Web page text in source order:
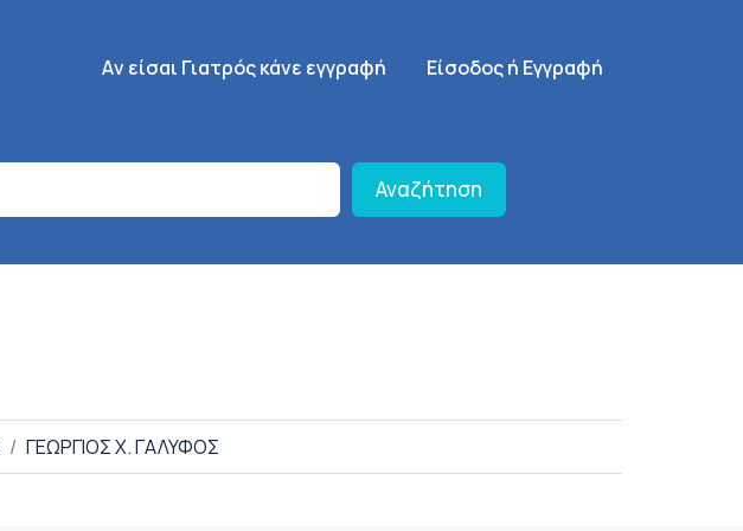
Κεντρική πλοήγηση
Aν είσαι Γιατρός κάνε εγγραφή SignUp Menu
Είσοδος ή Εγγραφή
Αναζήτηση
ΓΕΩΡΓΙΟΣ Χ. ΓΑΛΥΦΟΣ